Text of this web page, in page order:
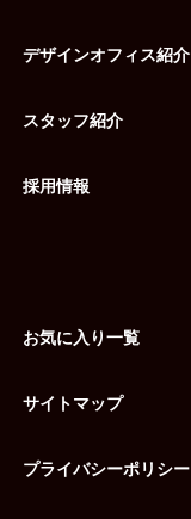
デザインオフィス紹介
スタッフ紹介
採用情報
お気に入り一覧
サイトマップ
プライバシーポリシー